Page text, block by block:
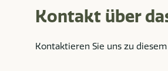
Kontakt über
Kontaktieren Sie uns zu